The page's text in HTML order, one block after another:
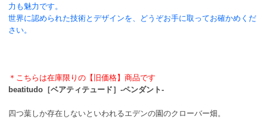
力も魅力です。
世界に認められた技術とデザインを、どうぞお手に取ってお確かめくだ
さい。
＊こちらは在庫限りの【旧価格】商品です
beatitudo［ベアティテュード］-ペンダント-
四つ葉しか存在しないといわれるエデンの園のクローバー畑。